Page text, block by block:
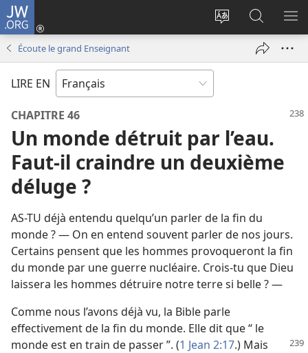
JW.ORG
Changer
langue
Se
connecter
nouvelle
sur
JW.ORG
Écoute le grand Enseignant
LIRE EN
CHAPITRE 46
Un monde détruit par l’eau.
Faut-il craindre un deuxième
déluge ?
AS-​TU déjà entendu quelqu’un parler de la fin du
monde ? — On en entend souvent parler de nos jours.
Certains pensent que les hommes provoqueront la fin
du monde par une guerre nucléaire. Crois-tu que Dieu
laissera les hommes détruire notre terre si belle ? —
Comme nous l’avons déjà vu, la Bible parle
effectivement de la fin du monde. Elle dit que “ le
monde est en train de passer ”. (1 Jean 2:17.) Mais